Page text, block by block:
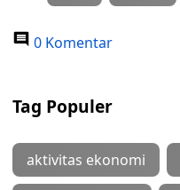
0 Komentar
Tag Populer
aktivitas ekonomi